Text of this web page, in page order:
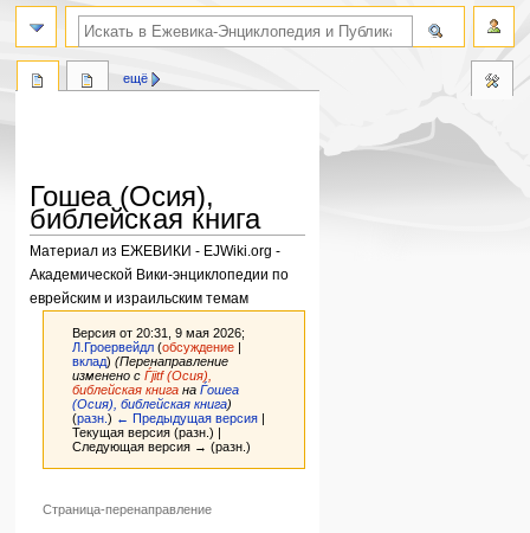
Гошеа (Осия),
библейская книга
Материал из ЕЖЕВИКИ - EJWiki.org -
Академической Вики-энциклопедии по
еврейским и израильским темам
Версия от 20:31, 9 мая 2026;
Л.Гроервейдл (обсуждение |
вклад) (Перенаправление
изменено сЃjitf (Осия),
библейская книга наЃошеа
(Осия), библейская книга)
(разн.) ← Предыдущая версия |
Текущая версия (разн.) |
Следующая версия → (разн.)
Страница-перенаправление
ещё
поиск по словам